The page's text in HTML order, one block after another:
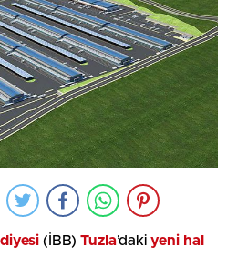
(İBB) Tuzla’daki yeni hal